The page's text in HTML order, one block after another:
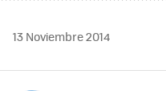
13 Noviembre 2014